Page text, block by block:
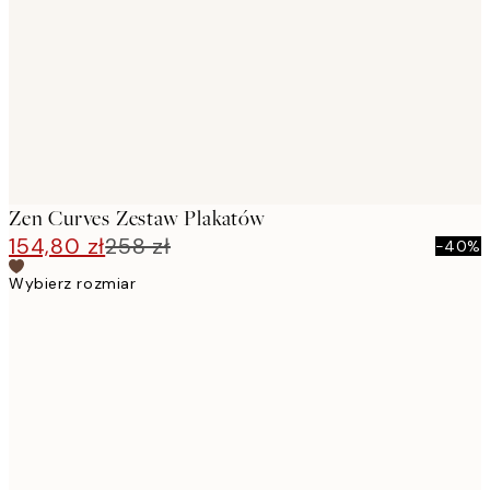
Zen Curves Zestaw Plakatów
154,80 zł258 zł
-40%
Wybierz rozmiar